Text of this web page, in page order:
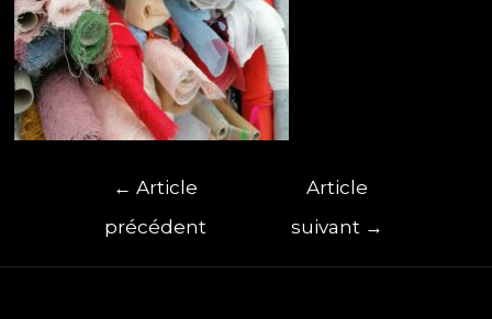
← Article
précédent
Article
suivant →